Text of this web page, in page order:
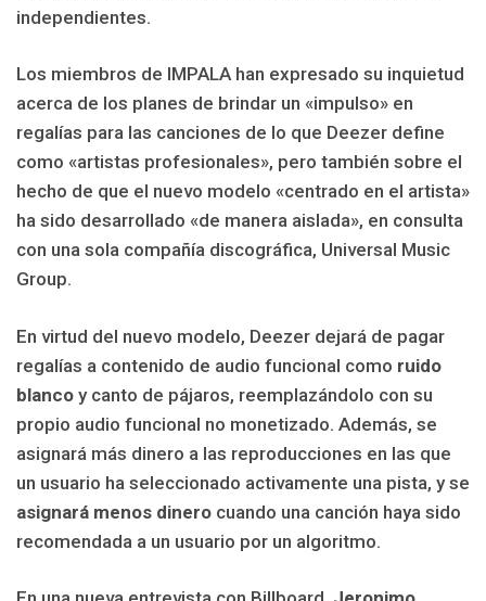
independientes.
Los miembros de IMPALA han expresado su inquietud
acerca de los planes de brindar un «impulso» en
regalías para las canciones de lo que Deezer define
como «artistas profesionales», pero también sobre el
hecho de que el nuevo modelo «centrado en el artista»
ha sido desarrollado «de manera aislada», en consulta
con una sola compañía discográfica, Universal Music
Group.
En virtud del nuevo modelo, Deezer dejará de pagar
regalías a contenido de audio funcional como ruido
blanco y canto de pájaros, reemplazándolo con su
propio audio funcional no monetizado. Además, se
asignará más dinero a las reproducciones en las que
un usuario ha seleccionado activamente una pista, y se
asignará menos dinero cuando una canción haya sido
recomendada a un usuario por un algoritmo.